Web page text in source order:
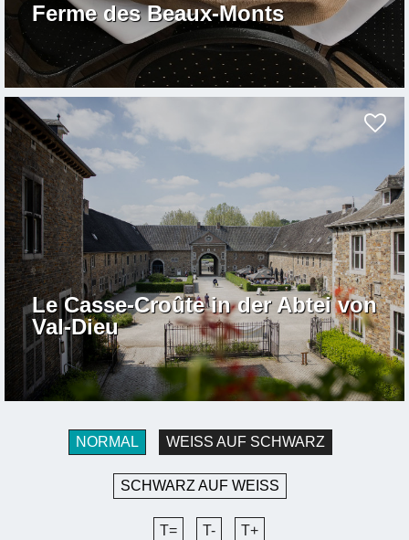
Ferme des Beaux-Monts
Le Casse-Croûte in der Abtei von
Val-Dieu
NORMAL WEISS AUF SCHWARZ
SCHWARZ AUF WEISS
T= T- T+